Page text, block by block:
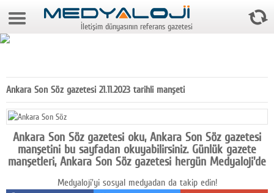
6 Ağustos 2026 11:44:22
Gazeteler
Medya
Reyting-tiraj
Teknoloji
İletişim dünyasının referans gazetesi
Ankara Son Söz gazetesi 21.11.2023 tarihli manşeti
Ankara Son Söz gazetesi oku, Ankara Son Söz gazetesi
manşetini bu sayfadan okuyabilirsiniz. Günlük gazete
manşetleri, Ankara Son Söz gazetesi hergün Medyaloji'de
Medyaloji'yi sosyal medyadan da takip edin!